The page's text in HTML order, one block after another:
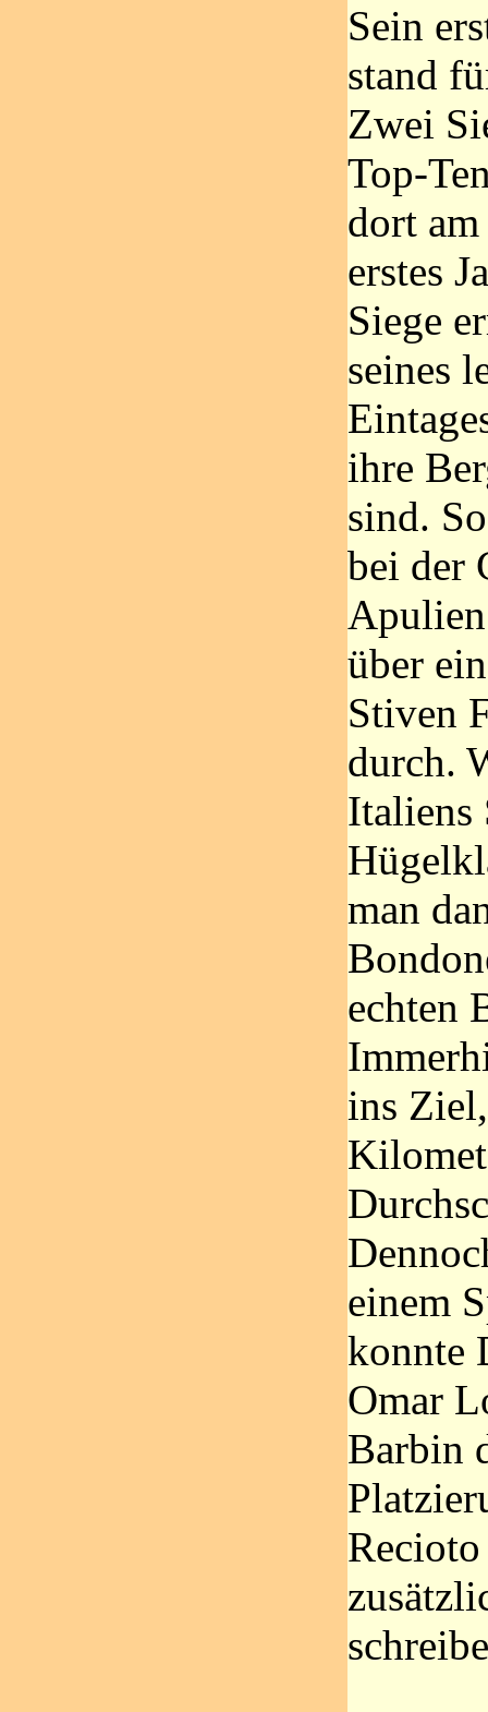
Sein
stand
Zwei
Top-
dort
erstes
Siege
seines
ihre
sind.
bei der
über
Stiven
durch.
Italiens
man
echten
ins
einem
konnte
Omar
Barbin